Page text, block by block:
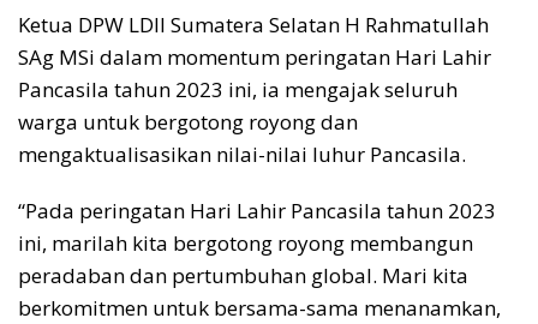
Ketua DPW LDII Sumatera Selatan H Rahmatullah
SAg MSi dalam momentum peringatan Hari Lahir
Pancasila tahun 2023 ini, ia mengajak seluruh
warga untuk bergotong royong dan
mengaktualisasikan nilai-nilai luhur Pancasila.
“Pada peringatan Hari Lahir Pancasila tahun 2023
ini, marilah kita bergotong royong membangun
peradaban dan pertumbuhan global. Mari kita
berkomitmen untuk bersama-sama menanamkan,